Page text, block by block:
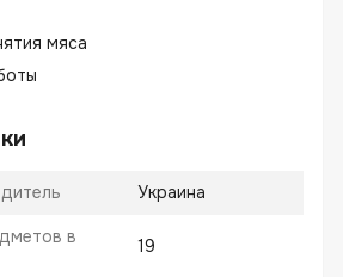
мяса
Украина
в
19